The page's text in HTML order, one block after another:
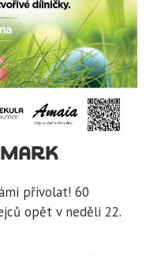
přivolat! 60
opět v neděli 22.